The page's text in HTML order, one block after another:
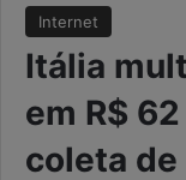
Internet
Itália
em R$
coleta de